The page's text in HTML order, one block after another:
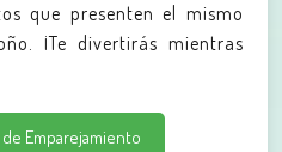
que presenten el mismo
¡Te divertirás mientras
de Emparejamiento